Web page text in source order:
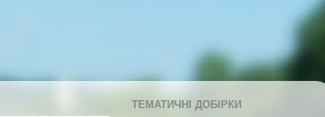
ТЕМАТИЧНІ ДОБІРКИ